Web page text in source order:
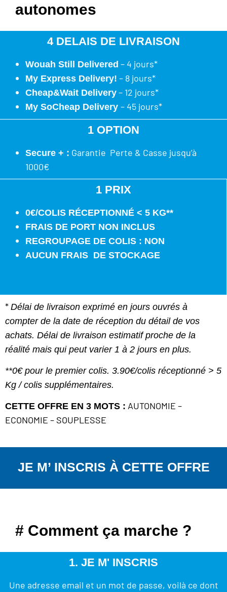
autonomes
4 DELAIS DE LIVRAISON
Wouah Still Delivered – 4 jours*
My Express Delivery! – 8 jours*
Cheap&Wait Delivery – 12 jours*
My SoCheap Delivery – 45 jours*
1 OPTION
Secure + : Garantie Perte & Casse jusqu’à
1000€
1 PRIX
0€/COLIS RÉCEPTIONNÉ < 5 KG**
FRAIS DE PORT NON INCLUS
REGROUPAGE DE COLIS : NON
AUCUN FRAIS DE STOCKAGE
* Délai de livraison exprimé en jours ouvrés à
compter de la date de réception du détail de vos
achats. Délai de livraison estimatif proche de la
réalité mais qui peut varier 1 à 2 jours en plus.
**0€ pour le premier colis. 3.90€/colis réceptionné > 5
Kg / colis supplémentaires.
CETTE OFFRE EN 3 MOTS : AUTONOMIE –
ECONOMIE – SOUPLESSE
JE M’ INSCRIS À CETTE OFFRE
# Comment ça marche ?
1. JE M' INSCRIS
Une adresse email et un mot de passe, voilà ce dont